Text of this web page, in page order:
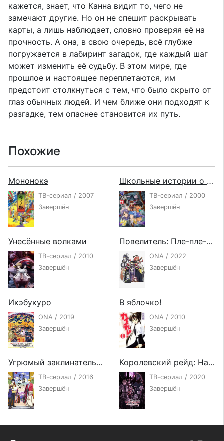
кажется, знает, что Канна видит то, чего не
замечают другие. Но он не спешит раскрывать
карты, а лишь наблюдает, словно проверяя её на
прочность. А она, в свою очередь, всё глубже
погружается в лабиринт загадок, где каждый шаг
может изменить её судьбу. В этом мире, где
прошлое и настоящее переплетаются, им
предстоит столкнуться с тем, что было скрыто от
глаз обычных людей. И чем ближе они подходят к
разгадке, тем опаснее становится их путь.
Похожие
Мононокэ
ТВ-сериал / 2007
Завершён
Школьные истории о привидениях
ТВ-сериал / 2000
Завершён
Унесённые волками
ТВ-сериал / 2010
Завершён
Повелитель: Пле-пле-плеяды 4
ONA / 2022
Завершён
Икэбукуро
ONA / 2019
Завершён
В яблочко!
ONA / 2010
Завершён
Угрюмый заклинатель духов
ТВ-сериал / 2016
Завершён
Королевский рейд: Наследники воли
ТВ-сериал / 2020
Завершён